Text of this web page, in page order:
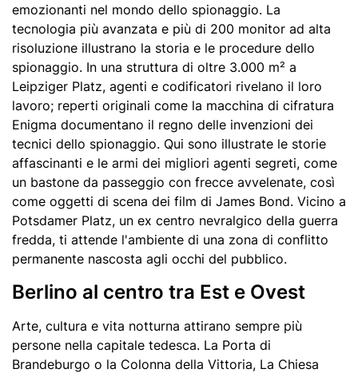
emozionanti nel mondo dello spionaggio. La
tecnologia più avanzata e più di 200 monitor ad alta
risoluzione illustrano la storia e le procedure dello
spionaggio. In una struttura di oltre 3.000 m² a
Leipziger Platz, agenti e codificatori rivelano il loro
lavoro; reperti originali come la macchina di cifratura
Enigma documentano il regno delle invenzioni dei
tecnici dello spionaggio. Qui sono illustrate le storie
affascinanti e le armi dei migliori agenti segreti, come
un bastone da passeggio con frecce avvelenate, così
come oggetti di scena dei film di James Bond. Vicino a
Potsdamer Platz, un ex centro nevralgico della guerra
fredda, ti attende l'ambiente di una zona di conflitto
permanente nascosta agli occhi del pubblico.
Berlino al centro tra Est e Ovest
Arte, cultura e vita notturna attirano sempre più
persone nella capitale tedesca. La Porta di
Brandeburgo o la Colonna della Vittoria, La Chiesa